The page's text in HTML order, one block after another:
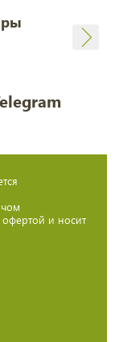
и носит